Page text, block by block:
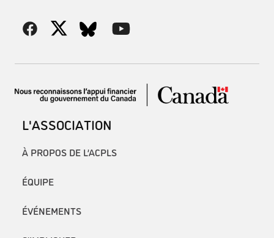
L'ASSOCIATION
À PROPOS DE L’ACPLS
ÉQUIPE
ÉVÉNEMENTS